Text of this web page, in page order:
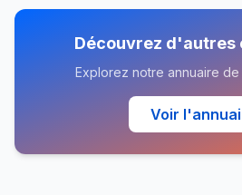
Découvrez d'autres
Explorez notre annuaire
Voir